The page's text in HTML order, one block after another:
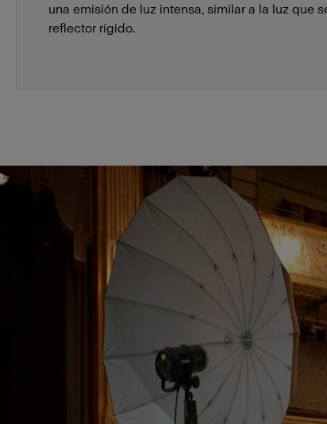
una emisión de luz intensa, similar a la luz que
reflector rígido.